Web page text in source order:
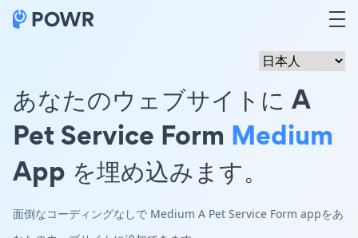
あなたのウェブサイトに A
Pet Service Form Medium
App を埋め込みます。
面倒なコーディングなしで Medium A Pet Service Form appをあ